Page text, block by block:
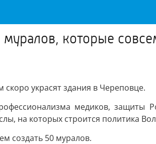
которые
украсят здания в Череповце.
медиков,
на которых строится политика
создать 50 муралов.